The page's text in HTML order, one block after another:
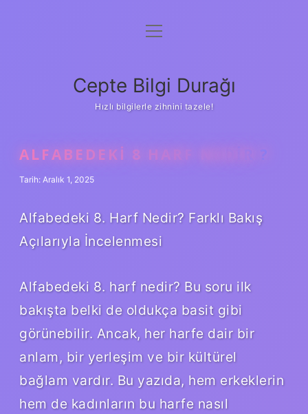
Anasayfa
Yasal Uyarı
menüyü
Cepte Bilgi Durağı
Hızlı bilgilerle zihnini tazele!
ALFABEDEKI 8 HARF NEDIR ?
Tarih: Aralık 1, 2025
Alfabedeki 8. Harf Nedir? Farklı Bakış
Açılarıyla İncelenmesi
Alfabedeki 8. harf nedir? Bu soru ilk
bakışta belki de oldukça basit gibi
görünebilir. Ancak, her harfe dair bir
anlam, bir yerleşim ve bir kültürel
bağlam vardır. Bu yazıda, hem erkeklerin
hem de kadınların bu harfe nasıl